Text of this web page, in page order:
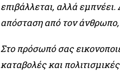
επιβάλλεται, αλλά
απόσταση από τον
Στο πρόσωπό σας
καταβολές και